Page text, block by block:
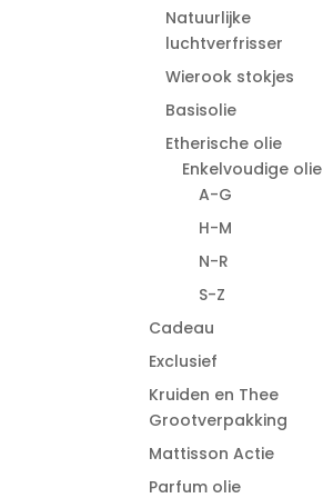
Natuurlijke
luchtverfrisser
Wierook stokjes
Basisolie
Etherische olie
Enkelvoudige olie
A-G
H-M
N-R
S-Z
Cadeau
Exclusief
Kruiden en Thee
Grootverpakking
Mattisson Actie
Parfum olie